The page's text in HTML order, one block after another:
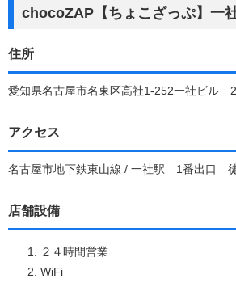
chocoZAP【ちょこざっぷ】一
住所
愛知県名古屋市名東区高社1-252一社ビル
アクセス
名古屋市地下鉄東山線 / 一社駅 1番出口
店舗設備
２４時間営業
WiFi